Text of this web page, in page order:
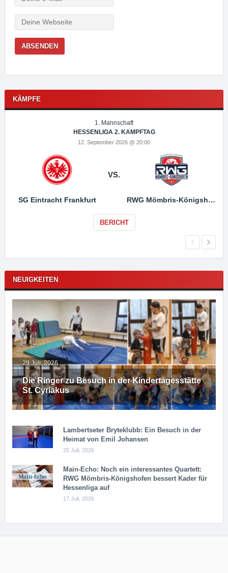
Mail
Webseite
KÄMPFE
1. Mannschaft
HESSENLIGA 2. KAMPFTAG
12. September 2026 @ 20:00
SG Eintracht Frankfurt
VS.
RWG Mömbris-Königshofen
BERICHT
NEUIGKEITEN
Die Ringer zu Besuch in der Kindertagesstätte
St. Cyriakus
29 Juli, 2026
Lambertseter Bryteklubb: Ein Besuch in der
Heimat von Emil Johansen
25 Juli, 2026
Main-Echo: Noch ein in­ter­es­san­tes Quar­tett:
RWG Möm­b­ris-Kö­n­igs­ho­fen bessert Kader für
Hessenliga auf
17 Juli, 2026